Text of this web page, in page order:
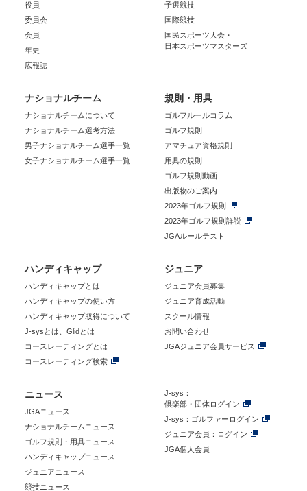
役員
委員会
会員
年史
広報誌
予選競技
国際競技
国民スポーツ大会・
日本スポーツマスターズ
ナショナルチーム
ナショナルチームについて
ナショナルチーム選考方法
男子ナショナルチーム選手一覧
女子ナショナルチーム選手一覧
規則・用具
ゴルフルールコラム
ゴルフ規則
アマチュア資格規則
用具の規則
ゴルフ規則動画
出版物のご案内
2023年ゴルフ規則
2023年ゴルフ規則詳説
JGAルールテスト
ハンディキャップ
ハンディキャップとは
ハンディキャップの使い方
ハンディキャップ取得について
J-sysとは、Glidとは
コースレーティングとは
コースレーティング検索
ジュニア
ジュニア会員募集
ジュニア育成活動
スクール情報
お問い合わせ
JGAジュニア会員サービス
ニュース
JGAニュース
ナショナルチームニュース
ゴルフ規則・用具ニュース
ハンディキャップニュース
ジュニアニュース
競技ニュース
J-sys：
倶楽部・団体ログイン
J-sys：ゴルファーログイン
ジュニア会員：ログイン
JGA個人会員